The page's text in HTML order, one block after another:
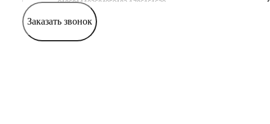
Заказать звонок